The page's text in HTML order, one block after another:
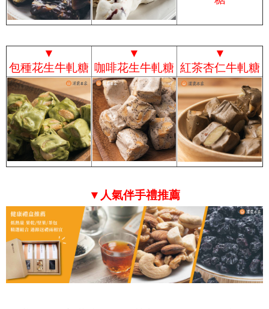
▼
包種花生牛軋糖
▼
咖啡花生牛軋糖
▼
紅茶杏仁牛軋糖
▼人氣伴手禮推薦